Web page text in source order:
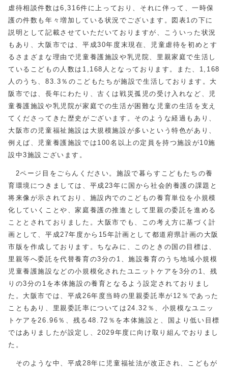
虐待相談件数は6,316件に上っており、それに伴って、一時保
護の件数も年々増加している状況でございます。図表1の下に
説明として記載させていただいておりますが、こういった状況
もあり、大阪市では、平成30年度末現在、児童虐待を初めとす
るさまざまな理由で児童養護施設や乳児院、里親家庭で生活し
ているこどもの人数は1,168人となっております。また、1,168
人のうち、83.3％のこどもたちが施設で生活しております。大
阪市では、長年にわたり、古くは戦災孤児の受け入れなど、児
童養護施設や乳児院が家庭での生活が困難な児童の生活を支え
てくださってきた歴史がございます。そのような経過もあり、
大阪市の児童福祉施設は大規模施設が多いという特色があり、
例えば、児童養護施設では100名以上の定員を持つ施設が10施
設中3施設ございます。
2ページ目をごらんください。施設で暮らすこどもたちの養
育環境につきましては、平成23年に国から社会的養護の課題と
将来像が示されており、施設内でのこどもの養育単位を小規模
化していくことや、家庭養護の推進として里親の委託を進める
こととされておりました。大阪市でも、この考え方に基づく計
画として、平成27年度から15年計画として都道府県計画の大阪
市版を作成しております。ちなみに、このときの国の目標は、
里親等へ委託を代替養育の3分の1、施設養育のうち地域小規模
児童養護施設などの小規模化されたユニットケアを3分の1、残
りの3分の1を本体施設の養育となるよう設定されておりまし
た。大阪市では、平成26年度当時の里親委託率が12％であった
こともあり、里親委託率については24.32％、小規模なユニッ
トケアを26.96％、残る48.72％を本体施設と、国より低い目標
ではありましたが設定し、2029年度に向け取り組んでおりまし
た。
そのような中、平成28年に児童福祉法が改正され、こどもが